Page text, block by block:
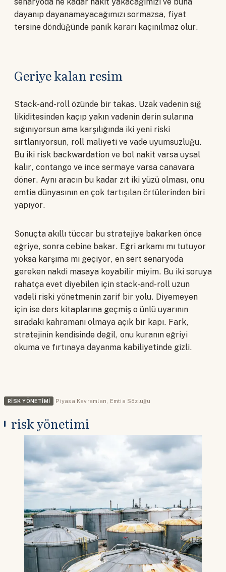
senaryoda ne kadar nakit yakacağımızı ve buna
dayanıp dayanamayacağımızı sormazsa, fiyat
tersine döndüğünde panik kararı kaçınılmaz olur.
Geriye kalan resim
Stack-and-roll özünde bir takas. Uzak vadenin sığ
likiditesinden kaçıp yakın vadenin derin sularına
sığınıyorsun ama karşılığında iki yeni riski
sırtlanıyorsun, roll maliyeti ve vade uyumsuzluğu.
Bu iki risk backwardation ve bol nakit varsa uysal
kalır, contango ve ince sermaye varsa canavara
döner. Aynı aracın bu kadar zıt iki yüzü olması, onu
emtia dünyasının en çok tartışılan örtülerinden biri
yapıyor.
Sonuçta akıllı tüccar bu stratejiye bakarken önce
eğriye, sonra cebine bakar. Eğri arkamı mı tutuyor
yoksa karşıma mı geçiyor, en sert senaryoda
gereken nakdi masaya koyabilir miyim. Bu iki soruya
rahatça evet diyebilen için stack-and-roll uzun
vadeli riski yönetmenin zarif bir yolu. Diyemeyen
için ise ders kitaplarına geçmiş o ünlü uyarının
sıradaki kahramanı olmaya açık bir kapı. Fark,
stratejinin kendisinde değil, onu kuranın eğriyi
okuma ve fırtınaya dayanma kabiliyetinde gizli.
RISK YÖNETIMI Piyasa Kavramları, Emtia Sözlüğü
risk yönetimi